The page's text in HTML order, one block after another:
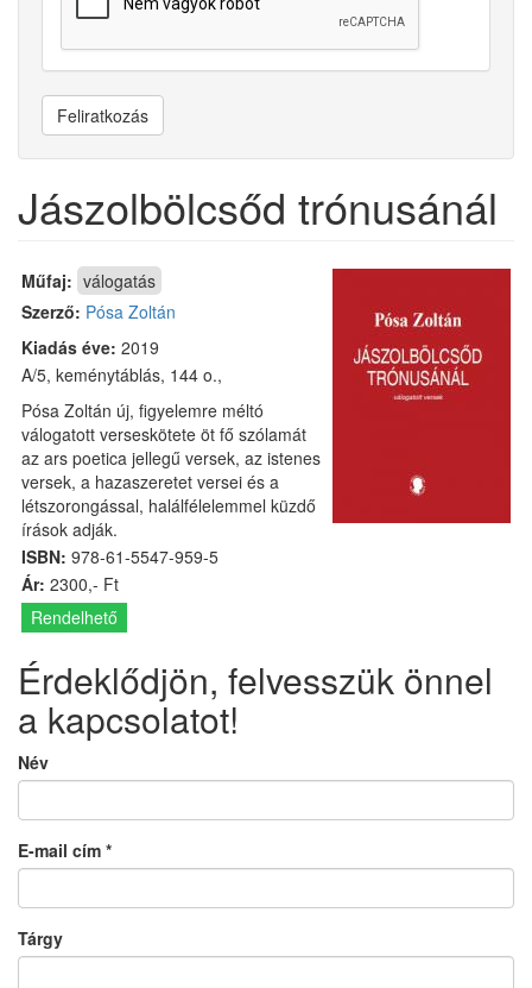
Feliratkozás
Jászolbölcsőd trónusánál
Műfaj: válogatás
Szerző: Pósa Zoltán
Kiadás éve: 2019
A/5, keménytáblás, 144 o.,
Pósa Zoltán új, figyelemre méltó
válogatott verseskötete öt fő szólamát
az ars poetica jellegű versek, az istenes
versek, a hazaszeretet versei és a
létszorongással, halálfélelemmel küzdő
írások adják.
ISBN: 978-61-5547-959-5
Ár: 2300,- Ft
Rendelhető
Érdeklődjön, felvesszük önnel
a kapcsolatot!
Név
E-mail cím *
Tárgy